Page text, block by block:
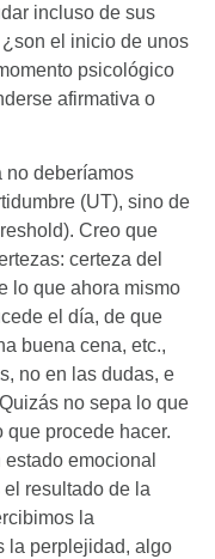
incluso de sus
el inicio de unos
psicológico
afirmativa o
no deberíamos
(UT), sino de
Creo que
certeza del
lo que ahora mismo
el día, de que
buena cena, etc.,
no en las dudas, e
no sepa lo que
que procede hacer.
emocional
el resultado de la
la
la perplejidad, algo